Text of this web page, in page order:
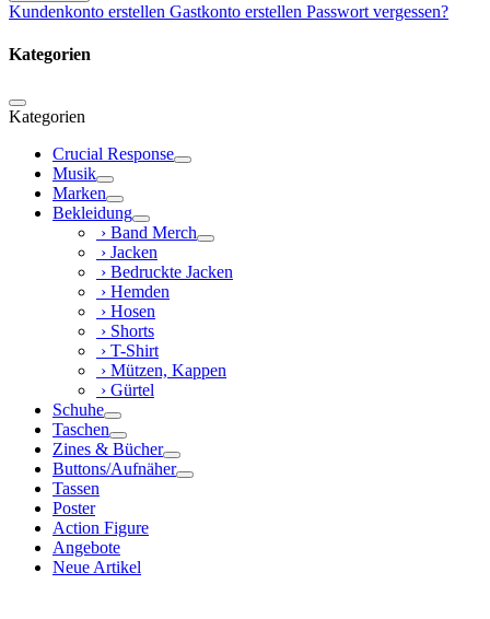
Kundenkonto erstellen Gastkonto erstellen Passwort vergessen?
Kategorien
Kategorien
Crucial Response
Musik
Marken
Bekleidung
› Band Merch
› Jacken
› Bedruckte Jacken
› Hemden
› Hosen
› Shorts
› T-Shirt
› Mützen, Kappen
› Gürtel
Schuhe
Taschen
Zines & Bücher
Buttons/Aufnäher
Tassen
Poster
Action Figure
Angebote
Neue Artikel